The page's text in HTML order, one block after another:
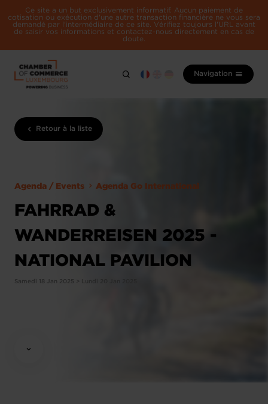
Ce site a un but exclusivement informatif. Aucun paiement de
cotisation ou exécution d'une autre transaction financière ne vous sera
demandé par l'intermédiaire de ce site. Vérifiez toujours l'URL avant
de saisir vos informations et contactez-nous directement en cas de
doute.
Navigation
Retour à la liste
Agenda / Events Agenda Go International
FAHRRAD &
WANDERREISEN 2025 -
NATIONAL PAVILION
Samedi 18 Jan 2025 > Lundi 20 Jan 2025